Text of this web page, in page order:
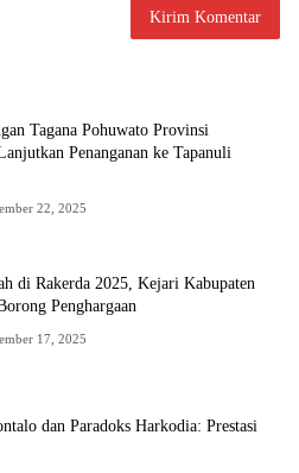
Tagana Pohuwato Provinsi
Penanganan ke Tapanuli
22, 2025
di Rakerda 2025, Kejari Kabupaten
Penghargaan
17, 2025
dan Paradoks Harkodia: Prestasi